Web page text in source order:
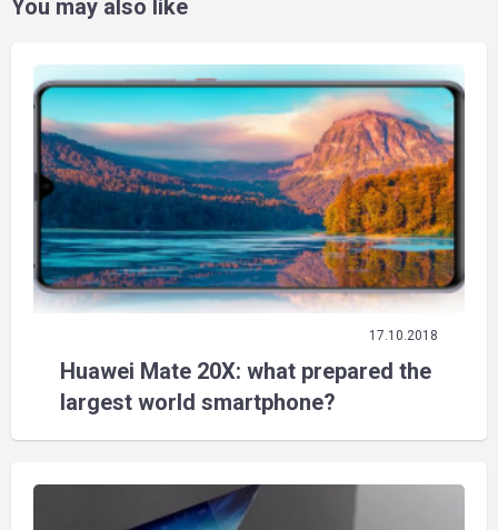
You may also like
17.10.2018
Huawei Mate 20X: what prepared the
largest world smartphone?